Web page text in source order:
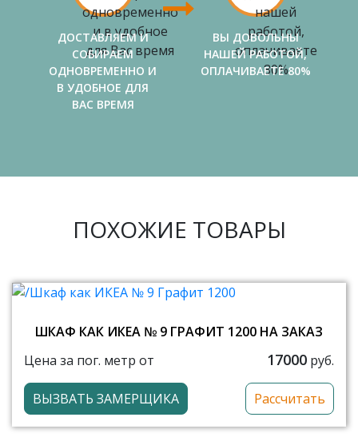
ДОСТАВЛЯЕМ И
СОБИРАЕМ
ОДНОВРЕМЕННО И
В УДОБНОЕ ДЛЯ
ВАС ВРЕМЯ
ВЫ ДОВОЛЬНЫ
НАШЕЙ РАБОТОЙ,
ОПЛАЧИВАЕТЕ 80%
ПОХОЖИЕ ТОВАРЫ
ШКАФ КАК ИКЕА № 9 ГРАФИТ 1200 НА ЗАКАЗ
Цена за пог. метр от
17000 руб.
ВЫЗВАТЬ ЗАМЕРЩИКА Рассчитать